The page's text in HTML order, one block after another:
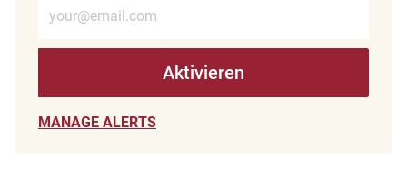
Aktivieren
MANAGE ALERTS